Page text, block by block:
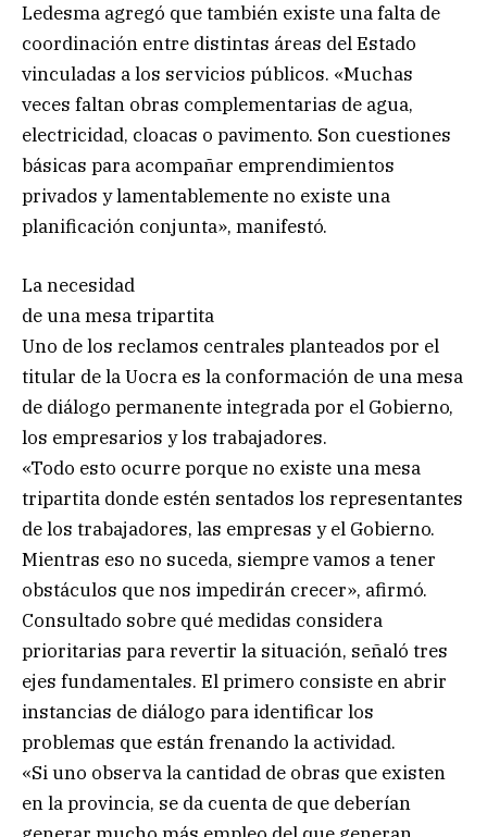
Ledesma agregó que también existe una falta de
coordinación entre distintas áreas del Estado
vinculadas a los servicios públicos. «Muchas
veces faltan obras complementarias de agua,
electricidad, cloacas o pavimento. Son cuestiones
básicas para acompañar emprendimientos
privados y lamentablemente no existe una
planificación conjunta», manifestó.
La necesidad
de una mesa tripartita
Uno de los reclamos centrales planteados por el
titular de la Uocra es la conformación de una mesa
de diálogo permanente integrada por el Gobierno,
los empresarios y los trabajadores.
«Todo esto ocurre porque no existe una mesa
tripartita donde estén sentados los representantes
de los trabajadores, las empresas y el Gobierno.
Mientras eso no suceda, siempre vamos a tener
obstáculos que nos impedirán crecer», afirmó.
Consultado sobre qué medidas considera
prioritarias para revertir la situación, señaló tres
ejes fundamentales. El primero consiste en abrir
instancias de diálogo para identificar los
problemas que están frenando la actividad.
«Si uno observa la cantidad de obras que existen
en la provincia, se da cuenta de que deberían